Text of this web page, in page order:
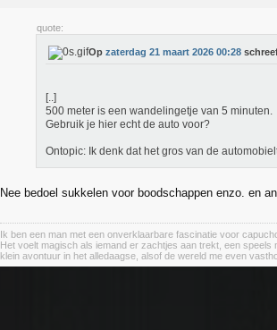
quote:
Op zaterdag 21 maart 2026 00:28
[..]
500 meter is een wandelingetje van 5 minuten.
Gebruik je hier echt de auto voor?
Ontopic: Ik denk dat het gros van de
Nee bedoel sukkelen voor boodschappen enzo. en
Ik ben een man met een onverklaarbare fascinatie voor
Het voelt magisch als iemand er zachtjes aan trekt, een
klein avontuur in het alledaagse, alsof de wereld me even